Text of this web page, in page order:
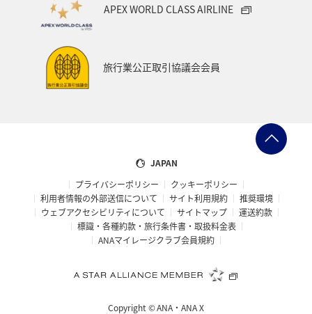
アメリカ・カナダ・中南米
世界遺産
愛媛県 福島県
フランス
ワーケーション
メジナ 青森県 大阪府
オーストラリア ドイツ ANAショッピング A-style
ANAのふるさと納税 クロダイ ベトナム
APEX WORLD CLASS AIRLINE
旅行業公正取引協議会会員
JAPAN
プライバシーポリシー
クッキーポリシー
利用者情報の外部送信について
サイト利用規約
推奨環境
ウェブアクセシビリティについて
サイトマップ
運送約款
標識・各種約款・旅行条件書・取扱料金表
ANAマイレージクラブ会員規約
Copyright ©ANA・ANA X